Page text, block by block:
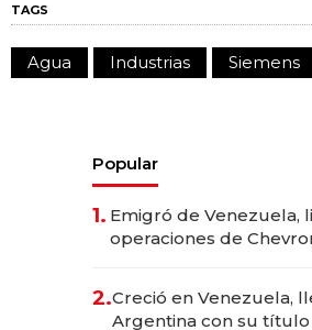
TAGS
Agua Industrias Siemens
Popular
1. Emigró de Venezuela,
operaciones de
2.Creció en Venezuela,
Argentina con su